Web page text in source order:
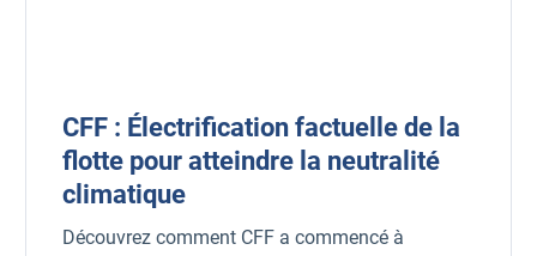
CFF : Électrification factuelle de la
flotte pour atteindre la neutralité
climatique
Découvrez comment CFF a commencé à